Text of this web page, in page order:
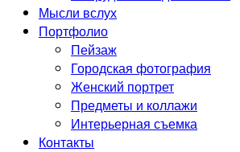
Мысли вслух
Портфолио
Пейзаж
Городская фотография
Женский портрет
Предметы и коллажи
Интерьерная съемка
Контакты